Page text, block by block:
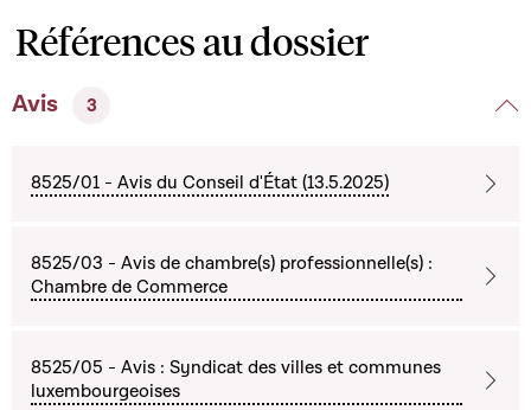
Références au dossier
Avis 3
8525/01 - Avis du Conseil d'État (13.5.2025)
8525/03 - Avis de chambre(s) professionnelle(s) :
Chambre de Commerce
8525/05 - Avis : Syndicat des villes et communes
luxembourgeoises